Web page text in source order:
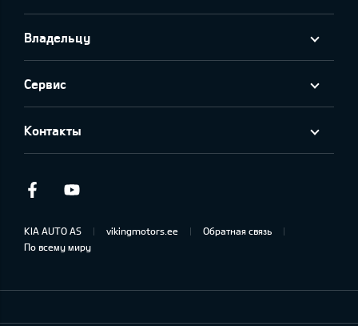
Владельцу
Сервис
Контакты
Facebook
KIA AUTO AS vikingmotors.ee
Обратная связь
По всему миру